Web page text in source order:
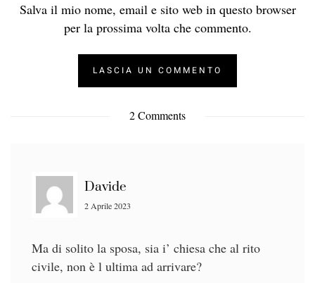
Salva il mio nome, email e sito web in questo browser
per la prossima volta che commento.
2 Comments
Davide
2 Aprile 2023
Ma di solito la sposa, sia i’ chiesa che al rito
civile, non è l ultima ad arrivare?